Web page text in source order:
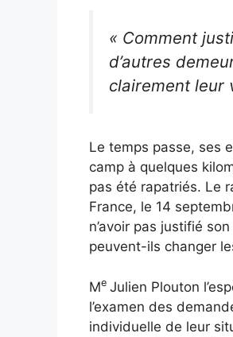
« Comment
d’autres
clairement leur
Le temps passe, ses
camp à quelques
pas été rapatriés. Le
France, le 14
n’avoir pas justifié
peuvent-ils changer
Me Julien Plouton
l’examen des
individuelle de leur